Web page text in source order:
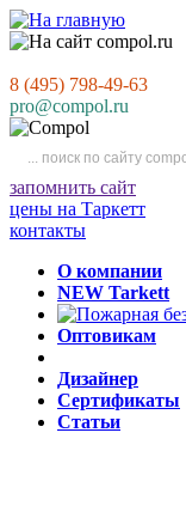
8 (495) 798-49-63
pro@compol.ru
запомнить сайт
цены на Таркетт
контакты
О компании
NEW Tarkett
Оптовикам
Дизайнер
Сертификаты
Статьи